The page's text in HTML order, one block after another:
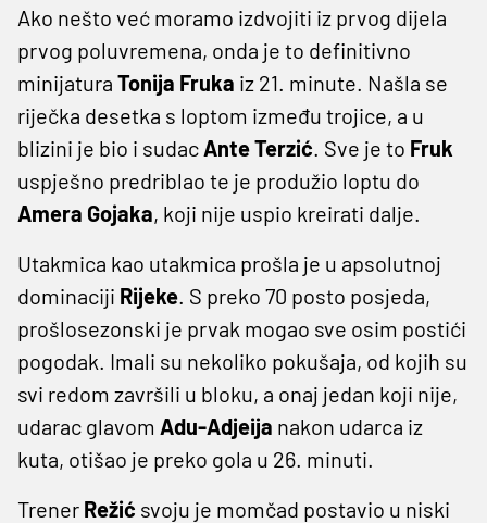
Ako nešto već moramo izdvojiti iz prvog dijela
prvog poluvremena, onda je to definitivno
minijatura Tonija Fruka iz 21. minute. Našla se
riječka desetka s loptom između trojice, a u
blizini je bio i sudac Ante Terzić. Sve je to Fruk
uspješno predriblao te je produžio loptu do
Amera Gojaka, koji nije uspio kreirati dalje.
Utakmica kao utakmica prošla je u apsolutnoj
dominaciji Rijeke. S preko 70 posto posjeda,
prošlosezonski je prvak mogao sve osim postići
pogodak. Imali su nekoliko pokušaja, od kojih su
svi redom završili u bloku, a onaj jedan koji nije,
udarac glavom Adu-Adjeija nakon udarca iz
kuta, otišao je preko gola u 26. minuti.
Trener Režić svoju je momčad postavio u niski